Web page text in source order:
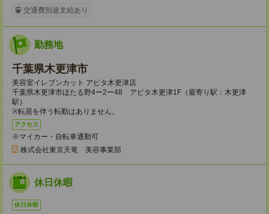
交通費別途支給あり
勤務地
千葉県木更津市
美容室イレブンカット アピタ木更津店
千葉県木更津市ほたる野4ー2ー48 アピタ木更津1F（最寄り駅：木更津
駅）
※転居を伴う転勤はありません。
アクセス
※マイカー・自転車通勤可
株式会社東京天竜 美容事業部
休日休暇
休日休暇